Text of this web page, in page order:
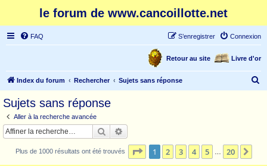
le forum de www.cancoillotte.net
FAQ Connexion
S’enregistrer
Livre d'or
Retour au site
Index du forum Rechercher Sujets sans réponse
Sujets sans réponse
Aller à la recherche avancée
Rechercher
Plus de 1000 résultats ont été trouvés Page 1sur20
1 2 3 4 5 20